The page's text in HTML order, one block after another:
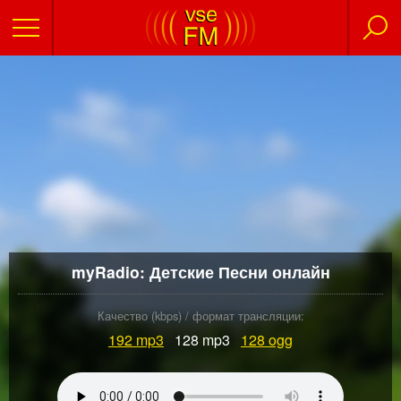
myRadio: Детские Песни онлайн
Качество (kbps) / формат трансляции:
192 mp3 128 mp3 128 ogg